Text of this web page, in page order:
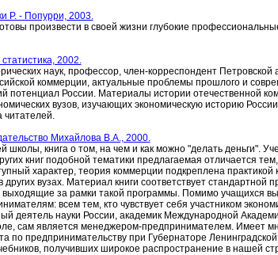
Р. - Попурри, 2003.
произвести в своей жизни глубокие
2002.
наук, профессор, член-корреспондент
коммерции, актуальные проблемы прошлого и
потенциал России. Материалы истории отечественной
вузов, изучающих экономическую историю
читателей.
Михайлова В.А., 2000.
школы, книга о том, на чем и как можно "делать деньги".
книг подобной тематики предлагаемая отличается
характер, теория коммерции подкреплена
вузах. Материал книги соответствует
за рамки такой программы. Помимо учащихся
всем тем, кто чувствует себя участником
деятель науки России, академик Международной
сам является менеджером-предпринимателем. Имеет
по предпринимательству при Губернаторе
получивших широкое распространение в нашей